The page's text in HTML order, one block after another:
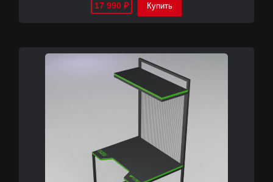
17 990 ₽